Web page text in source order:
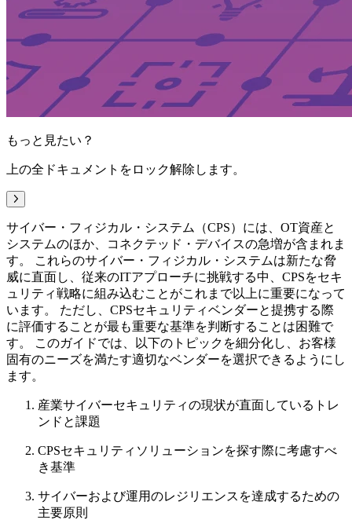
もっと見たい？
上の全ドキュメントをロック解除します。
次へ
サイバー・フィジカル・システム（CPS）には、OT資産と
システムのほか、コネクテッド・デバイスの急増が含まれま
す。 これらのサイバー・フィジカル・システムは新たな脅
威に直面し、従来のITアプローチに挑戦する中、CPSをセキ
ュリティ戦略に組み込むことがこれまで以上に重要になって
います。 ただし、CPSセキュリティベンダーと提携する際
に評価することが最も重要な基準を判断することは困難で
す。 このガイドでは、以下のトピックを細分化し、お客様
固有のニーズを満たす適切なベンダーを選択できるようにし
ます。
産業サイバーセキュリティの現状が直面しているトレ
ンドと課題
CPSセキュリティソリューションを探す際に考慮すべ
き基準
サイバーおよび運用のレジリエンスを達成するための
主要原則